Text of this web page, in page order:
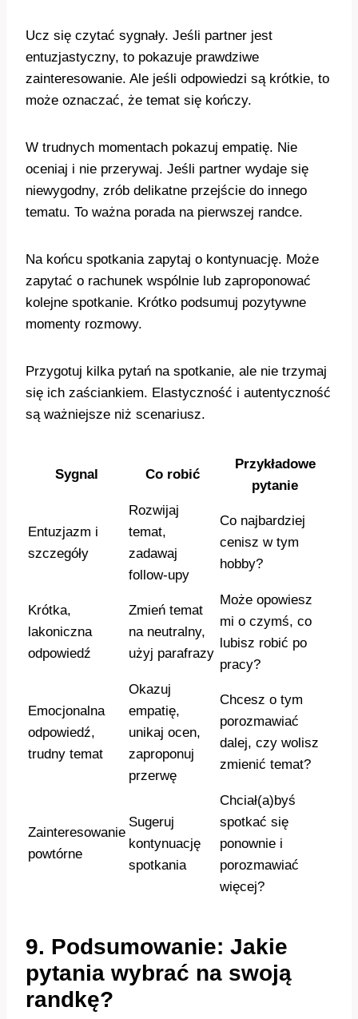
Ucz się czytać sygnały. Jeśli partner jest
entuzjastyczny, to pokazuje prawdziwe
zainteresowanie. Ale jeśli odpowiedzi są krótkie, to
może oznaczać, że temat się kończy.
W trudnych momentach pokazuj empatię. Nie
oceniaj i nie przerywaj. Jeśli partner wydaje się
niewygodny, zrób delikatne przejście do innego
tematu. To ważna porada na pierwszej randce.
Na końcu spotkania zapytaj o kontynuację. Może
zapytać o rachunek wspólnie lub zaproponować
kolejne spotkanie. Krótko podsumuj pozytywne
momenty rozmowy.
Przygotuj kilka pytań na spotkanie, ale nie trzymaj
się ich zaściankiem. Elastyczność i autentyczność
są ważniejsze niż scenariusz.
Sygnal Co robić
Przykładowe
pytanie
Entuzjazm i
szczegóły
Rozwijaj
temat,
zadawaj
follow-upy
Co najbardziej
cenisz w tym
hobby?
Krótka,
lakoniczna
odpowiedź
Zmień temat
na neutralny,
użyj parafrazy
Może opowiesz
mi o czymś, co
lubisz robić po
pracy?
Emocjonalna
odpowiedź,
trudny temat
Okazuj
empatię,
unikaj ocen,
zaproponuj
przerwę
Chcesz o tym
porozmawiać
dalej, czy wolisz
zmienić temat?
Zainteresowanie
powtórne
Sugeruj
kontynuację
spotkania
Chciał(a)byś
spotkać się
ponownie i
porozmawiać
więcej?
9. Podsumowanie: Jakie
pytania wybrać na swoją
randkę?